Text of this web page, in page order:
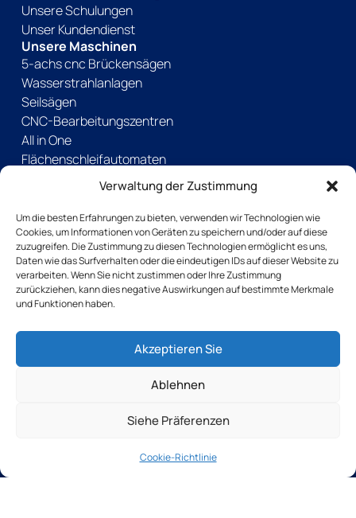
Verwaltung der Zustimmung
Um die besten Erfahrungen zu bieten, verwenden wir Technologien wie
Cookies, um Informationen von Geräten zu speichern und/oder auf diese
zuzugreifen. Die Zustimmung zu diesen Technologien ermöglicht es uns,
Daten wie das Surfverhalten oder die eindeutigen IDs auf dieser Website zu
verarbeiten. Wenn Sie nicht zustimmen oder Ihre Zustimmung
zurückziehen, kann dies negative Auswirkungen auf bestimmte Merkmale
und Funktionen haben.
Akzeptieren Sie
Ablehnen
Siehe Präferenzen
Cookie-Richtlinie
Unsere Schulungen
Unser Kundendienst
Unsere Maschinen
5-achs cnc Brückensägen
Wasserstrahlanlagen
Seilsägen
CNC-Bearbeitungszentren
All in One
Flächenschleifautomaten
Kantenschleifmaschinen
Andere Lösungen
Gebrauchte Maschinen
Seiten
Kontaktieren Sie uns
Laden Sie unsere Broschüre herunter
+33(0)2 31 66 68 00
Tochtergesellschaften
Cookie-Richtlinie